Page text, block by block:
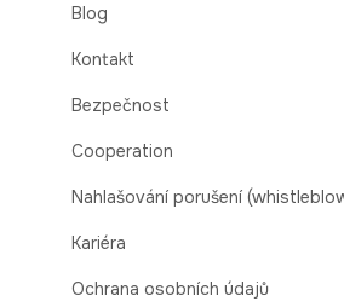
Blog
Kontakt
Bezpečnost
Cooperation
Nahlašování porušení
Kariéra
Ochrana osobních údajů